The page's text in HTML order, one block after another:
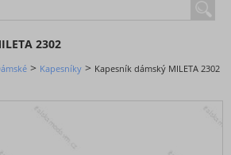
2302
> Kapesníky > Kapesník dámský MILETA 2302